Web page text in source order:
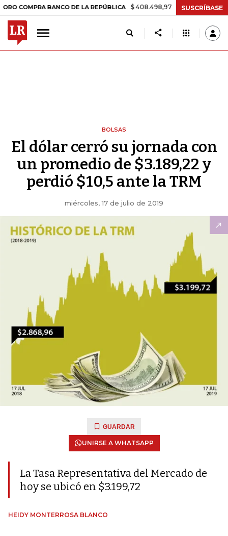
BANCO DE LA REPÚBLICA $ 408.498,97 +$ 8.753,81 +2,19%
SUSCRÍBASE
BOLSAS
El dólar cerró su jornada con
un promedio de $3.189,22 y
perdió $10,5 ante la TRM
miércoles, 17 de julio de 2019
GUARDAR
UNIRSE A WHATSAPP
La Tasa Representativa del Mercado de
hoy se ubicó en $3.199,72
HEIDY MONTERROSA BLANCO